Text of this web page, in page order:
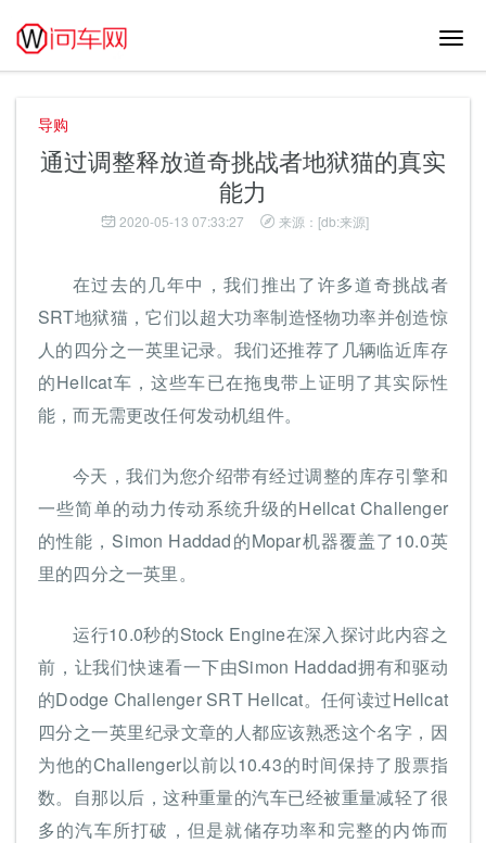
切
导购
通过调整释放道奇挑战者地狱猫的真实
能力
2020-05-13 07:33:27 来源：[db:来源]
在过去的几年中，我们推出了许多道奇挑战者
SRT地狱猫，它们以超大功率制造怪物功率并创造惊
人的四分之一英里记录。我们还推荐了几辆临近库存
的Hellcat车，这些车已在拖曳带上证明了其实际性
能，而无需更改任何发动机组件。
今天，我们为您介绍带有经过调整的库存引擎和
一些简单的动力传动系统升级的Hellcat Challenger
的性能，Simon Haddad的Mopar机器覆盖了10.0英
里的四分之一英里。
运行10.0秒的Stock Engine在深入探讨此内容之
前，让我们快速看一下由Simon Haddad拥有和驱动
的Dodge Challenger SRT Hellcat。任何读过Hellcat
四分之一英里纪录文章的人都应该熟悉这个名字，因
为他的Challenger以前以10.43的时间保持了股票指
数。自那以后，这种重量的汽车已经被重量减轻了很
多的汽车所打破，但是就储存功率和完整的内饰而